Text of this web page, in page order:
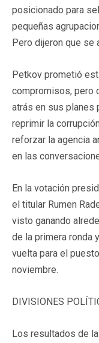
posicionado para
pequeñas
Pero dijeron que se
Petkov prometió
compromisos, pero
atrás en sus planes
reprimir la
reforzar la agencia
en las
En la votación
el titular Rumen
visto ganando
de la primera ronda
vuelta para el
noviembre.
DIVISIONES
Los resultados de